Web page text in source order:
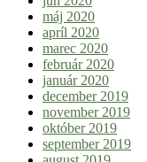
máj 2020
apríl 2020
marec 2020
február 2020
január 2020
december 2019
november 2019
október 2019
september 2019